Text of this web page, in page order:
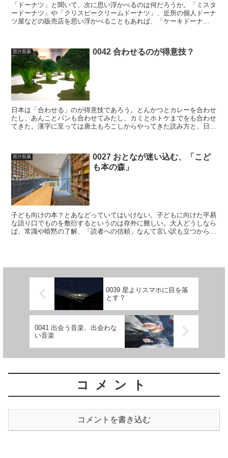
「ドーナツ」と聞いて、次に思い浮かべるのは何だろうか。「ミスタ
ードーナツ」や「クリスピークリームドーナツ」、近所の個人ドーナ
ツ屋などの販売店を思い浮かべることもあれば、「ケーキドーナ
百汁百菜 0042 合わせるのが得意技？
日本は「合わせる」のが得意技であろう。とんかつとカレーを合わせ
たし、あんことパンも合わせてみたし、カミとホトケまでをも合わせ
てきた。漢字に至っては唐土もろこしからやってきた読み方と、日本
百汁百菜
0027 おとなが迷い込む、「こど
も本の森」
子ども向けの本？とあなどっていてはいけない。子どもに向けた平易
な語り口でものを敷衍するというのは存外に難しい。大人どうしなら
ば、常識や暗黙の了解、「読者への信頼」なんて言い訳も立つから、
0039 星よりスマホに目を落
とす？
0041 出会う音楽、出会わな
い音楽
コメント
コメントを書き込む